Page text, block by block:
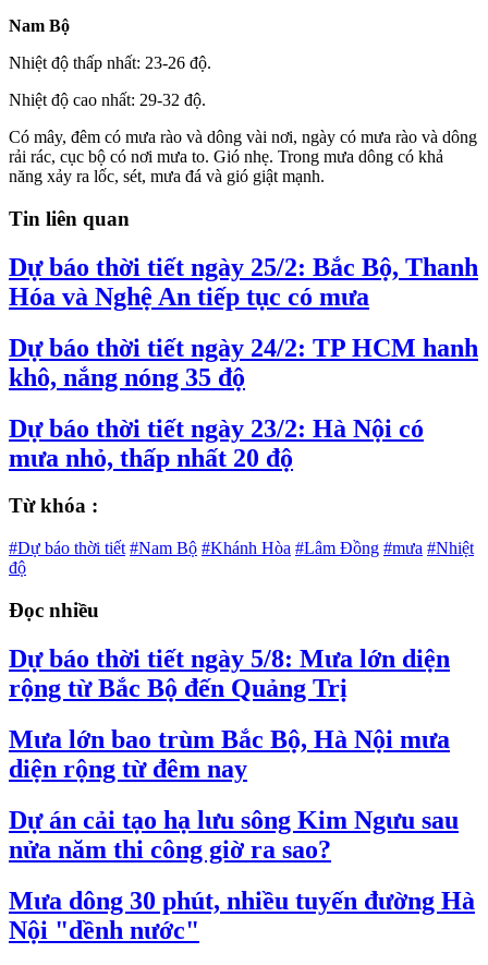
Nam Bộ
Nhiệt độ thấp nhất: 23-26 độ.
Nhiệt độ cao nhất: 29-32 độ.
Có mây, đêm có mưa rào và dông vài nơi, ngày có mưa rào và dông
rải rác, cục bộ có nơi mưa to. Gió nhẹ. Trong mưa dông có khả
năng xảy ra lốc, sét, mưa đá và gió giật mạnh.
Tin liên quan
Dự báo thời tiết ngày 25/2: Bắc Bộ, Thanh
Hóa và Nghệ An tiếp tục có mưa
Dự báo thời tiết ngày 24/2: TP HCM hanh
khô, nắng nóng 35 độ
Dự báo thời tiết ngày 23/2: Hà Nội có
mưa nhỏ, thấp nhất 20 độ
Từ khóa :
#Dự báo thời tiết #Nam Bộ #Khánh Hòa #Lâm Đồng #mưa #Nhiệt
độ
Đọc nhiều
Dự báo thời tiết ngày 5/8: Mưa lớn diện
rộng từ Bắc Bộ đến Quảng Trị
Mưa lớn bao trùm Bắc Bộ, Hà Nội mưa
diện rộng từ đêm nay
Dự án cải tạo hạ lưu sông Kim Ngưu sau
nửa năm thi công giờ ra sao?
Mưa dông 30 phút, nhiều tuyến đường Hà
Nội "dềnh nước"